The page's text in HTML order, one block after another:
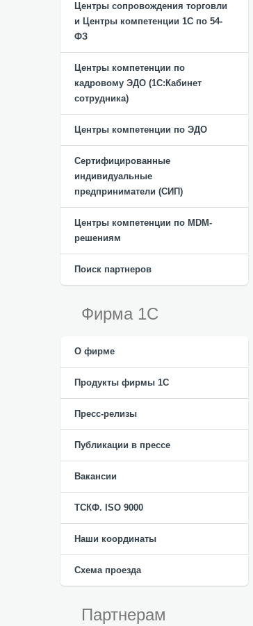
Центры сопровождения торговли
и Центры компетенции 1С по 54-
ФЗ
Центры компетенции по
кадровому ЭДО (1С:Кабинет
сотрудника)
Центры компетенции по ЭДО
Сертифицированные
индивидуальные
предприниматели (СИП)
Центры компетенции по MDM-
решениям
Поиск партнеров
Фирма 1С
О фирме
Продукты фирмы 1C
Пресс-релизы
Публикации в прессе
Вакансии
ТСКФ. ISO 9000
Наши координаты
Схема проезда
Партнерам